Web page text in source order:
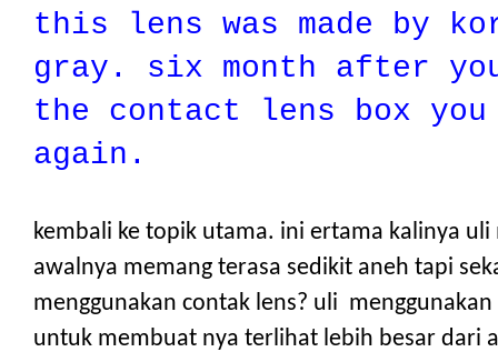
this lens was made by
gray. six month after
the contact lens box
again.
kembali ke topik utama. ini ertama kalinya
awalnya memang terasa sedikit aneh tapi
menggunakan contak lens? uli
untuk membuat nya terlihat lebih besar dari